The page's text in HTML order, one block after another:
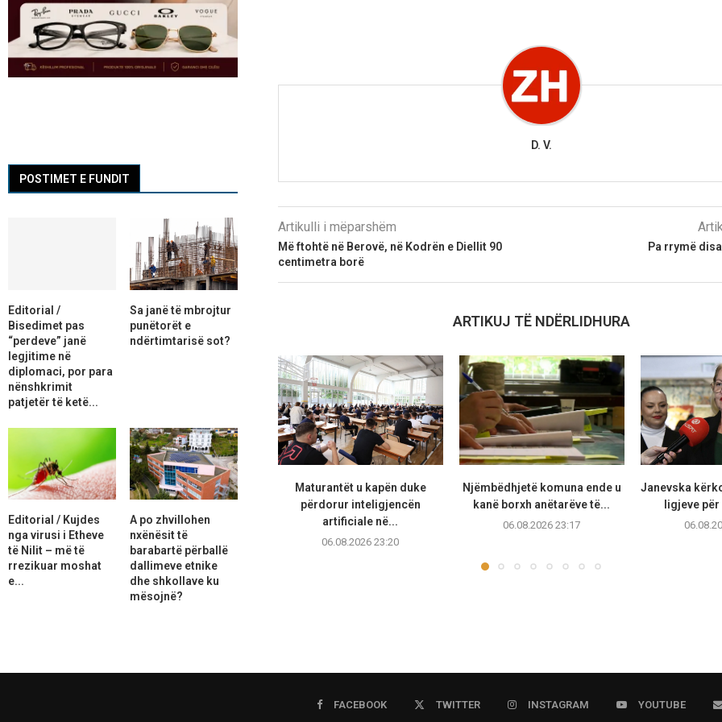
D. V.
Artikulli i mëparshëm
Më ftohtë në Berovë, në Kodrën e Diellit 90
centimetra borë
Pa rrymë
ARTIKUJ TË NDËRLIDHURA
Maturantët u kapën duke
përdorur inteligjencën
artificiale në...
06.08.2026 23:20
Njëmbëdhjetë komuna ende u
kanë borxh anëtarëve të...
06.08.2026 23:17
Janevska
ligjeve
POSTIMET E FUNDIT
Editorial /
Bisedimet pas
“perdeve” janë
legjitime në
diplomaci, por para
nënshkrimit
patjetër të ketë...
Sa janë të mbrojtur
punëtorët e
ndërtimtarisë sot?
Editorial / Kujdes
nga virusi i Etheve
të Nilit – më të
rrezikuar moshat
e...
A po zhvillohen
nxënësit të
barabartë përballë
dallimeve etnike
dhe shkollave ku
mësojnë?
FACEBOOK TWITTER INSTAGRAM YOUTUBE